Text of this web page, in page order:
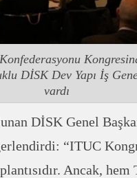
DİSK Dev Yapı İş
vardı
DİSK Genel
“ITUC
Ancak,